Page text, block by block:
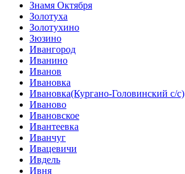
Знамя Октября
Золотуха
Золотухино
Зюзино
Ивангород
Иванино
Иванов
Ивановка
Ивановка(Кургано-Головинский с/с)
Иваново
Ивановское
Ивантеевка
Иванчуг
Ивацевичи
Ивдель
Ивня